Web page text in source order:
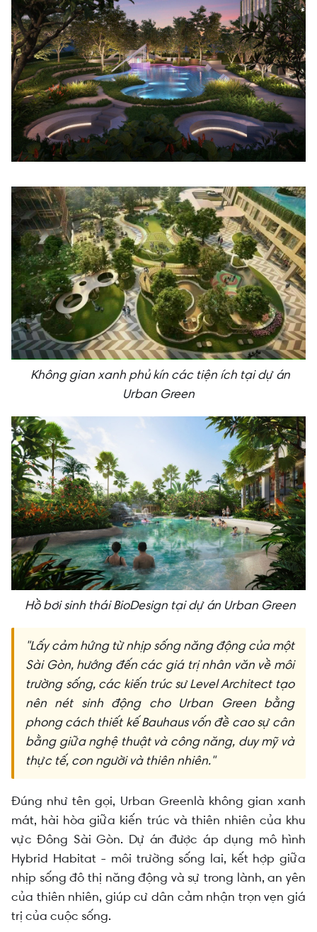
Không gian xanh phủ kín các tiện ích tại dự án
Urban Green
Hồ bơi sinh thái BioDesign tại dự án Urban Green
"Lấy cảm hứng từ nhịp sống năng động của một
Sài Gòn, hướng đến các giá trị nhân văn về môi
trường sống, các kiến trúc sư Level Architect tạo
nên nét sinh động cho Urban Green bằng
phong cách thiết kế Bauhaus vốn đề cao sự cân
bằng giữa nghệ thuật và công năng, duy mỹ và
thực tế, con người và thiên nhiên."
Đúng như tên gọi, Urban Greenlà không gian xanh
mát, hài hòa giữa kiến trúc và thiên nhiên của khu
vực Đông Sài Gòn. Dự án được áp dụng mô hình
Hybrid Habitat - môi trường sống lai, kết hợp giữa
nhịp sống đô thị năng động và sự trong lành, an yên
của thiên nhiên, giúp cư dân cảm nhận trọn vẹn giá
trị của cuộc sống.